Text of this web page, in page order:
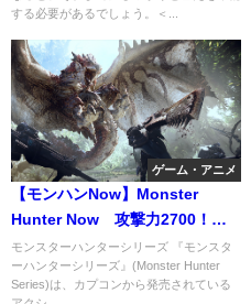
する必要があるでしょう。＜...
ゲーム・アニメ
【モンハンNow】Monster
Hunter Now 攻撃力2700！？
火事場弓装備がヤバ
モンスターハンターシリーズ 『モンスタ
ーハンターシリーズ』(Monster Hunter
Series)は、カプコンから発売されている